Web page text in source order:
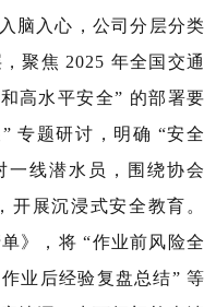
脑入心，公司分层分类
聚焦 2025 年全国交通
高水平安全” 的部署要
专题研讨，明确 “安全
一线潜水员，围绕协会
开展沉浸式安全教育。
》，将 “作业前风险全
业后经验复盘总结” 等